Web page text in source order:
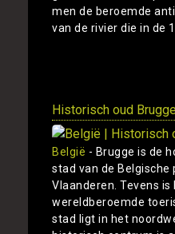
men de beroemde
van de rivier die in de
Historisch oud Brugge
België - Brugge is de
stad van de Belgische
Vlaanderen. Tevens is
wereldberoemde
stad ligt in het